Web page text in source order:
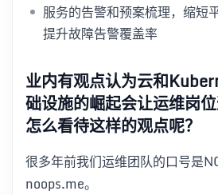
服务的告警和预案梳理，缩短
提升故障告警覆盖率
业内有观点认为云和
础设施的崛起会让运维岗
怎么看待这样的观点呢？
很多年前我们运维团队的口号是
noops.me。